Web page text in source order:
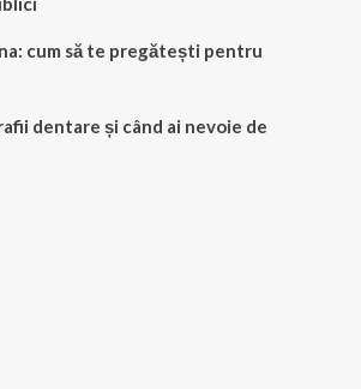
cum să te pregătești pentru
dentare și când ai nevoie de